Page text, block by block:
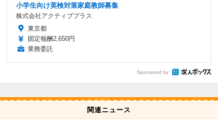
小学生向け英検対策家庭教師募集
株式会社アクティブプラス
東京都
固定報酬2,650円
業務委託
Sponsored by
関連ニュース